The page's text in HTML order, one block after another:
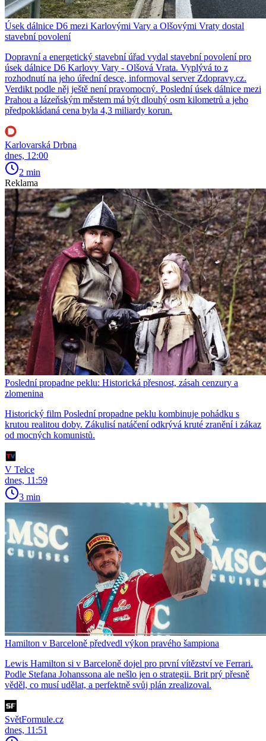
Úsek dálnice D6 mezi Karlovými Vary a Olšovými Vraty dostal
stavební povolení
Dopravní a energetický stavební úřad vydal stavební povolení pro
úsek dálnice D6 Karlovy Vary - Olšová Vrata. Vyplývá to z
rozhodnutí na jeho úřední desce, informoval server Zdopravy.cz.
Verdikt podle něj ještě není pravomocný. Poslední úsek dálnice mezi
Prahou a lázeňským městem má být dlouhý osm kilometrů a jeho
předpokládaná cena byla 4,3 miliardy korun.
Karlovarská Drbna
dnes, 12:00
2 min
Reklama
Poslední propadne peklu: Historická přesnost, zásah cenzury a
zlomenina
Historický film Poslední propadne peklu kombinuje pohádku s
krutou realitou doby. Zákulisí natáčení odkrývá kruté zranění i zákaz
od mocných komunistů.
V Telce
dnes, 11:59
3 min
Hamilton v Barceloně předvedl výkon pravého šampiona
Lewis Hamilton si v Barceloně dojel pro první vítězství ve Ferrari.
Podle Stefana Johanssona ale nešlo jen o strategii. Brit prý přesně
věděl, co musí udělat, a perfektně svůj plán zrealizoval.
SvětFormule.cz
dnes, 11:51